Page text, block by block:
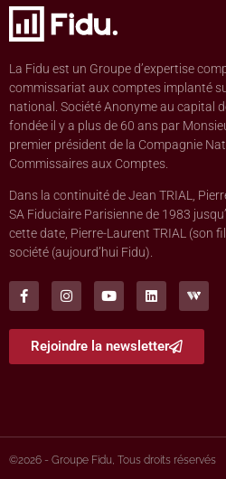
La Fidu est un Groupe d’expertise
commissariat aux comptes implanté
national. Société Anonyme au capital
fondée il y a plus de 60 ans par
premier président de la Compagnie
Commissaires aux Comptes.
Dans la continuité de Jean TRIAL,
SA Fiduciaire Parisienne de 1983
cette date, Pierre-Laurent TRIAL (son
société (aujourd’hui Fidu).
Rejoindre la newsletter
©2026 - Groupe Fidu, Tous droits réservés